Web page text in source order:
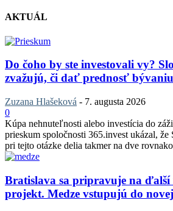
AKTUÁL
Do čoho by ste investovali vy?
zvažujú, či dať prednosť
Zuzana Hlašeková - 7. augusta 2026
0
Kúpa nehnuteľnosti alebo investícia do
prieskum spoločnosti 365.invest ukázal, že
pri tejto otázke delia takmer na dve
Bratislava sa pripravuje na
projekt. Medze vstupujú do